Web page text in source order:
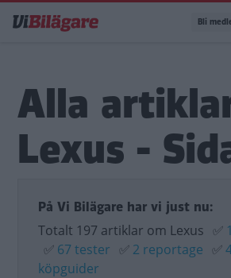
till
Bli
Alla
Lexus -
På Vi Bilägare har vi just nu:
Totalt 197 artiklar om Lexus ✅
✅ 67 tester ✅ 2 reportage ✅
köpguider